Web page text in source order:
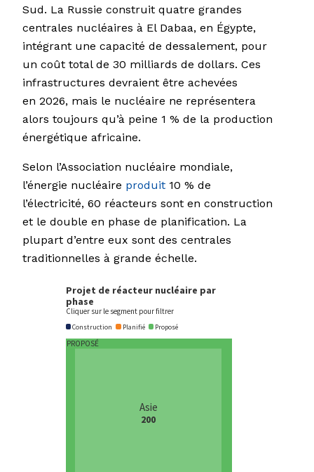
Sud. La Russie construit quatre grandes
centrales nucléaires à El Dabaa, en Égypte,
intégrant une capacité de dessalement, pour
un coût total de 30 milliards de dollars. Ces
infrastructures devraient être achevées
en 2026, mais le nucléaire ne représentera
alors toujours qu’à peine 1 % de la production
énergétique africaine.
Selon l’Association nucléaire mondiale,
l’énergie nucléaire produit 10 % de
l’électricité, 60 réacteurs sont en construction
et le double en phase de planification. La
plupart d’entre eux sont des centrales
traditionnelles à grande échelle.